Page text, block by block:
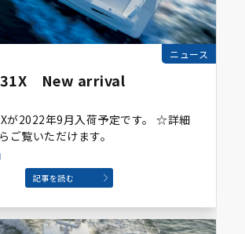
ニュース
31X New arrival
2022年9月入荷予定です。 ☆詳細
ご覧いただけます。
記事を読む